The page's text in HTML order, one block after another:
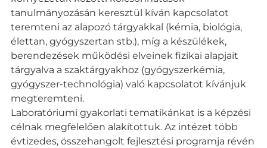
tanulmányozásán keresztül kíván kapcsolatot
teremteni az alapozó tárgyakkal (kémia, biológia,
élettan, gyógyszertan stb.), míg a készülékek,
berendezések működési elveinek fizikai alapjait
tárgyalva a szaktárgyakhoz (gyógyszerkémia,
gyógyszer-technológia) való kapcsolatot kívánjuk
megteremteni.
Laboratóriumi gyakorlati tematikánkat is a képzési
célnak megfelelően alakítottuk. Az intézet több
évtizedes, összehangolt fejlesztési programja révén